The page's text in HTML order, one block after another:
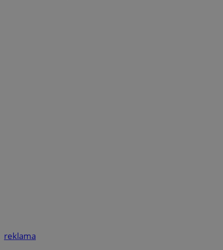
reklama